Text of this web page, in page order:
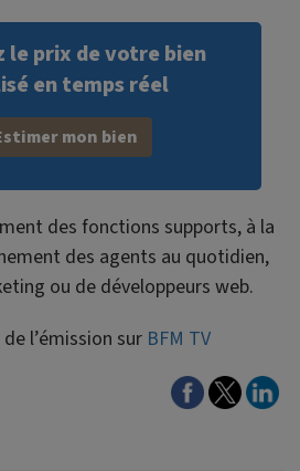
le prix de votre bien
en temps réel
mon bien
des fonctions supports, à la
des agents au quotidien,
ou de développeurs web.
l’émission sur BFM TV